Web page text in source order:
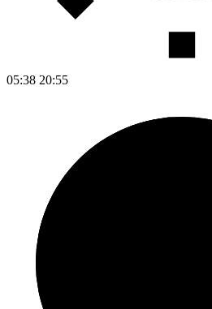
05:38 20:55